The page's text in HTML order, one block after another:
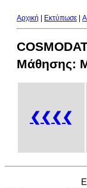
Αρχική Εκτύπωσε
Μάθησης:
❮❮❮❮